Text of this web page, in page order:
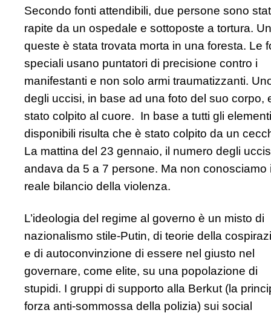
Secondo fonti attendibili, due persone sono
rapite da un ospedale e sottoposte a tortura.
queste è stata trovata morta in una foresta. Le
speciali usano puntatori di precisione contro i
manifestanti e non solo armi traumatizzanti.
degli uccisi, in base ad una foto del suo corpo,
stato colpito al cuore. In base a tutti gli elementi
disponibili risulta che è stato colpito da un
La mattina del 23 gennaio, il numero degli
andava da 5 a 7 persone. Ma non conosciamo
reale bilancio della violenza.
L’ideologia del regime al governo è un misto di
nazionalismo stile-Putin, di teorie della
e di autoconvinzione di essere nel giusto nel
governare, come elite, su una popolazione di
stupidi. I gruppi di supporto alla Berkut (la
forza anti-sommossa della polizia) sui social